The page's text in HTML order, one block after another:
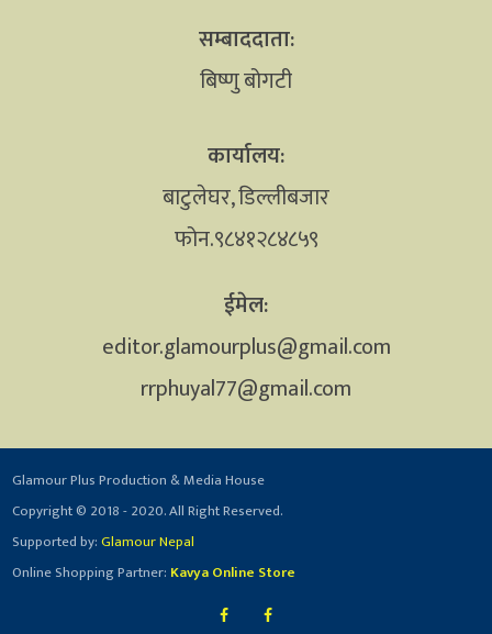
सम्बाददाता:
बिष्णु बोगटी
कार्यालय:
बाटुलेघर, डिल्लीबजार
फोन.९८४१२८४८५९
ईमेल:
editor.glamourplus@gmail.com
rrphuyal77@gmail.com
Glamour Plus Production & Media House
Copyright © 2018 - 2020. All Right Reserved.
Supported by:Glamour Nepal
Online Shopping Partner: Kavya Online Store